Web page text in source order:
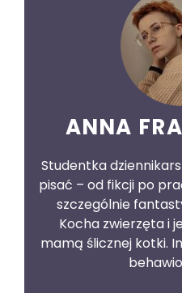
ANNA
Studentka
pisać – od fikcji po
szczególnie
Kocha zwierzęta i
mamą ślicznej kotki.